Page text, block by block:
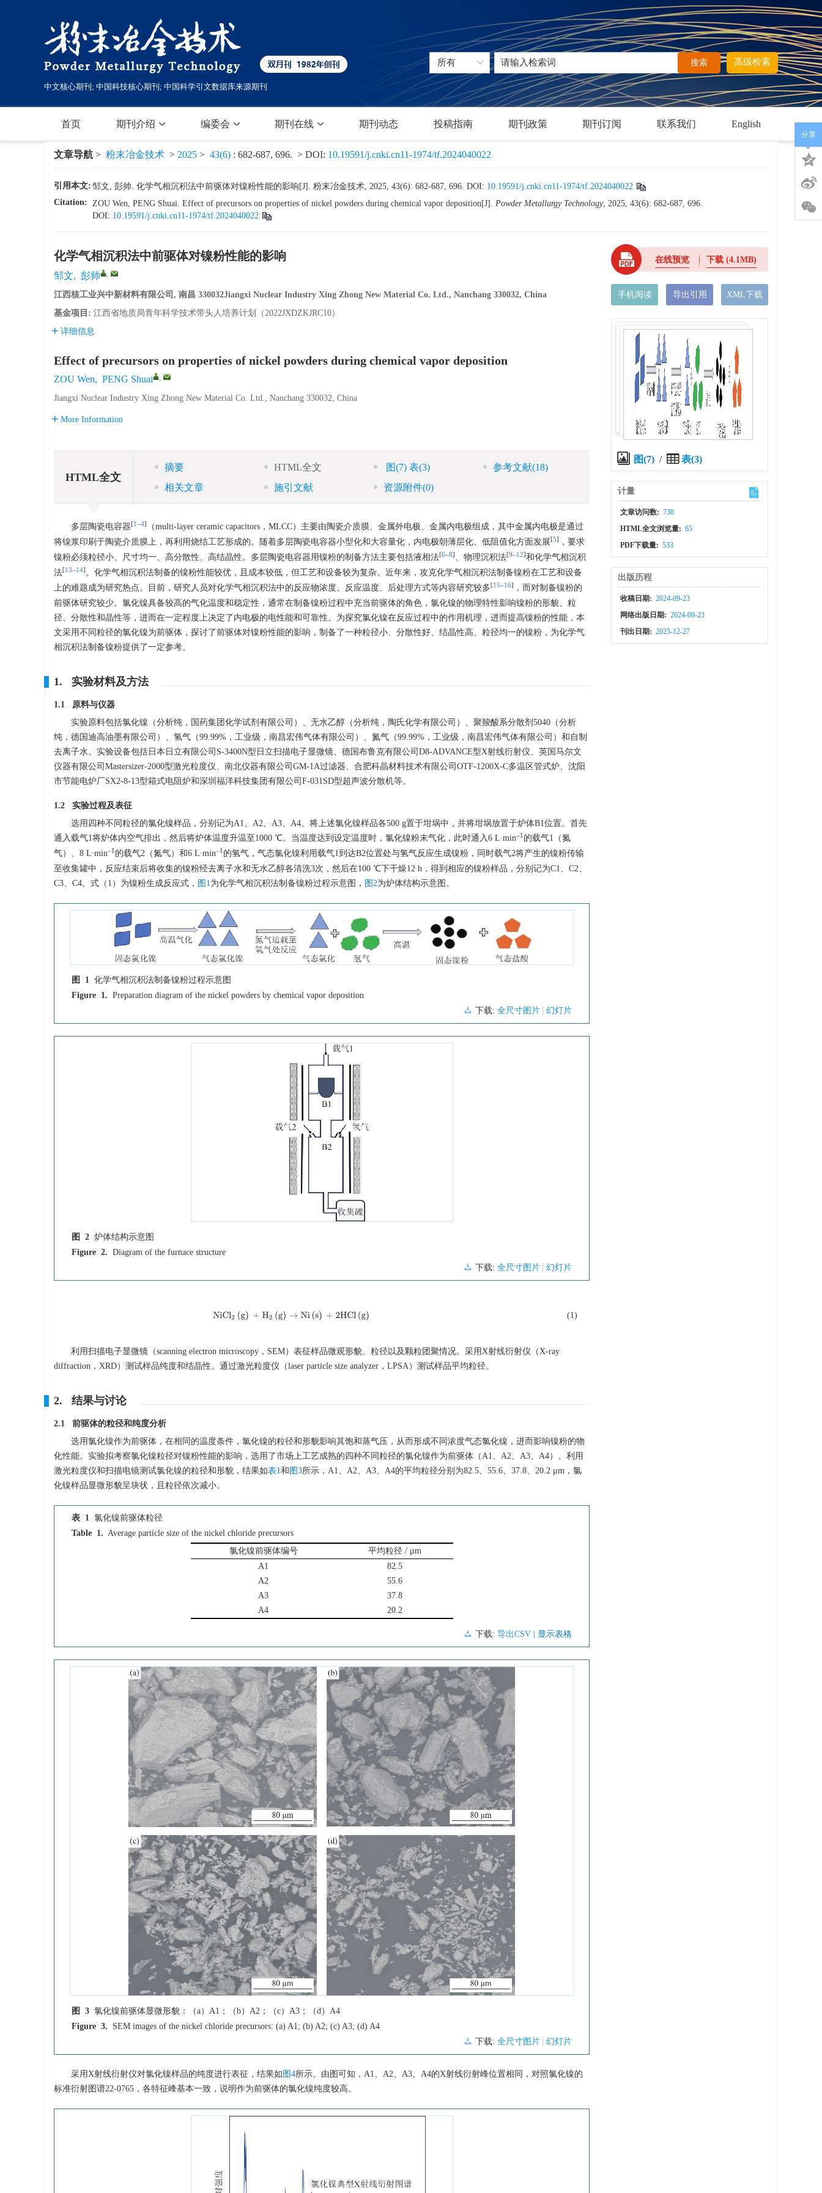
中文核心期刊; 中国科技核心期刊; 中国科学引文数据库来源期刊
高级检索
首页 期刊介绍 编委会 期刊在线 期刊动态 投稿指南 期刊政策 期刊订阅 联系我们 English
文章导航 > 粉末冶金技术 > 2025 > 43(6) : 682-687, 696. > DOI: 10.19591/j.cnki.cn11-1974/tf.2024040022
引用本文: 邹文, 彭帅. 化学气相沉积法中前驱体对镍粉性能的影响[J]. 粉末冶金技术, 2025, 43(6): 682-687, 696. DOI: 10.19591/j.cnki.cn11-1974/tf.2024040022
Citation: ZOU Wen, PENG Shuai. Effect of precursors on properties of nickel powders during chemical vapor deposition[J]. Powder Metallurgy Technology, 2025, 43(6): 682-687, 696.
DOI: 10.19591/j.cnki.cn11-1974/tf.2024040022
化学气相沉积法中前驱体对镍粉性能的影响
邹文, 彭帅 ,
江西核工业兴中新材料有限公司, 南昌 330032Jiangxi Nuclear Industry Xing Zhong New Material Co. Ltd., Nanchang 330032, China
基金项目: 江西省地质局青年科学技术带头人培养计划（2022JXDZKJRC10）
详细信息
Effect of precursors on properties of nickel powders during chemical vapor deposition
ZOU Wen, PENG Shuai ,
Jiangxi Nuclear Industry Xing Zhong New Material Co. Ltd., Nanchang 330032, China
More Information
HTML全文
摘要 HTML全文 图(7) 表(3) 参考文献(18)
相关文章
施引文献 资源附件(0)
多层陶瓷电容器[1 ‒4]
（multi-layer ceramic capacitors，MLCC）主要由陶瓷介质膜、金属外电极、金属内电极组成，其中金属内电极是通过
将镍浆印刷于陶瓷介质膜上，再利用烧结工艺形成的。随着多层陶瓷电容器小型化和大容量化，内电极朝薄层化、低阻值化方面发展[5]
，要求
镍粉必须粒径小、尺寸均一、高分散性、高结晶性。多层陶瓷电容器用镍粉的制备方法主要包括液相法[6‒8] 、物理沉积法[9‒12]和化学气相沉积
法[13‒14] 。化学气相沉积法制备的镍粉性能较优，且成本较低，但工艺和设备较为复杂。近年来，攻克化学气相沉积法制备镍粉在工艺和设备
上的难题成为研究热点。目前，研究人员对化学气相沉积法中的反应物浓度、反应温度、后处理方式等内容研究较多[15‒16]
，而对制备镍粉的
前驱体研究较少。氯化镍具备较高的气化温度和稳定性，通常在制备镍粉过程中充当前驱体的角色，氯化镍的物理特性影响镍粉的形貌、粒
径、分散性和晶性等，进而在一定程度上决定了内电极的电性能和可靠性。为探究氯化镍在反应过程中的作用机理，进而提高镍粉的性能，本
文采用不同粒径的氯化镍为前驱体，探讨了前驱体对镍粉性能的影响，制备了一种粒径小、分散性好、结晶性高、粒径均一的镍粉，为化学气
相沉积法制备镍粉提供了一定参考。
1. 实验材料及方法
1.1 原料与仪器
实验原料包括氯化镍（分析纯，国药集团化学试剂有限公司）、无水乙醇（分析纯，陶氏化学有限公司）、聚羧酸系分散剂 5040 （分析
纯，德国迪高油墨有限公司）、氢气（99.99%，工业级，南昌宏伟气体有限公司）、氮气（99.99%，工业级，南昌宏伟气体有限公司）和自制
去离子水。实验设备包括日本日立有限公司S-3400N型日立扫描电子显微镜、德国布鲁克有限公司D8-ADVANCE型X射线衍射仪、英国马尔文
仪器有限公司Mastersizer-2000型激光粒度仪、南北仪器有限公司GM-1A过滤器、合肥科晶材料技术有限公司OTF-1200X-C多温区管式炉、沈阳
市节能电炉厂SX2-8-13型箱式电阻炉和深圳福洋科技集团有限公司F-031SD型超声波分散机等。
1.2 实验过程及表征
选用四种不同粒径的氯化镍样品，分别记为A1、A2、A3、A4。将上述氯化镍样品各500 g置于坩埚中，并将坩埚放置于炉体B1位置。首先
通入载气1将炉体内空气排出，然后将炉体温度升温至 1000 ℃。当温度达到设定温度时，氯化镍粉末气化，此时通入6 L·min‒1 的载气1（氮
气）、8 L·min‒1 的载气2（氮气）和6 L·min‒1 的氢气，气态氯化镍利用载气1到达B2位置处与氢气反应生成镍粉，同时载气2将产生的镍粉传输
至收集罐中，反应结束后将收集的镍粉经去离子水和无水乙醇各清洗3次，然后在100 ℃下干燥12 h，得到相应的镍粉样品，分别记为C1、C2、
C3、C4。式（1）为镍粉生成反应式， 图1为化学气相沉积法制备镍粉过程示意图， 图2为炉体结构示意图。
图 1 化学气相沉积法制备镍粉过程示意图
Figure 1. Preparation diagram of the nickel powders by chemical vapor deposition
下载: 全尺寸图片 幻灯片
图 2 炉体结构示意图
Figure 2. Diagram of the furnace structure
下载: 全尺寸图片 幻灯片
NiCl2 g)+H 2(g )→ Ni( s)+ 2HCl(g) (1)
利用扫描电子显微镜（scanning electron microscopy，SEM）表征样品微观形貌、粒径以及颗粒团聚情况。采用X射线衍射仪（X-ray
diffraction，XRD）测试样品纯度和结晶性。通过激光粒度仪（laser particle size analyzer，LPSA）测试样品平均粒径。
2. 结果与讨论
2.1 前驱体的粒径和纯度分析
选用氯化镍作为前驱体，在相同的温度条件，氯化镍的粒径和形貌影响其饱和蒸气压，从而形成不同浓度气态氯化镍，进而影响镍粉的物
化性能。实验拟考察氯化镍粒径对镍粉性能的影响，选用了市场上工艺成熟的四种不同粒径的氯化镍作为前驱体（A1、A2、A3、A4）。利用
激光粒度仪和扫描电镜测试氯化镍的粒径和形貌，结果如表1 和 图3所示，A1、A2、A3、A4的平均粒径分别为82.5、55.6、37.8、20.2 μm，氯
化镍样品显微形貌呈块状，且粒径依次减小。
表 1
氯化镍前驱体粒径
Table 1. Average particle size of the nickel chloride precursors
氯化镍前驱体编号
平均粒径 / μm
A1
82.5
A2
55.6
A3
37.8
A4
20.2
下载: 导出CSV | 显示表格
图 3 氯化镍前驱体显微形貌：（a）A1；（b）A2；（c）A3；（d）A4
Figure 3.
SEM images of the nickel chloride precursors: (a) A1; (b) A2; (c) A3; (d) A4
下载: 全尺寸图片 幻灯片
采用X射线衍射仪对氯化镍样品的纯度进行表征，结果如 图4所示。由图可知，A1、A2、A3、A4的X射线衍射峰位置相同，对照氯化镍的
标准衍射图谱22-0765，各特征峰基本一致，说明作为前驱体的氯化镍纯度较高。
在线预览 下载(4.1MB)
手机阅读 导出引用 XML下载
图(7) / 表(3)
计量
文章访问数: 730
HTML全文浏览量: 65
PDF下载量: 533
出版历程
收稿日期: 2024-09-23
网络出版日期: 2024-09-23
刊出日期: 2025-12-27
分享